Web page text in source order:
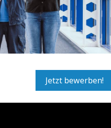
Jetzt bewerben!